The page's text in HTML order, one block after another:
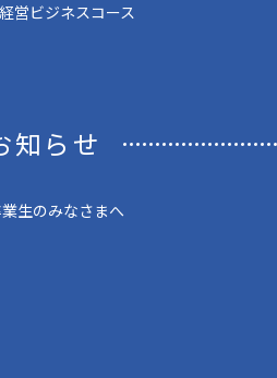
経営ビジネスコース
知らせ
生のみなさまへ